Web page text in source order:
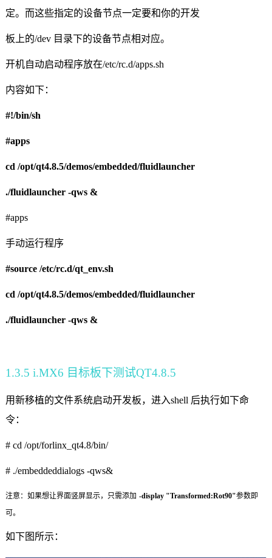
定。而这些指定的设备节点一定要和你的开发
板上的/dev 目录下的设备节点相对应。
开机自动启动程序放在/etc/rc.d/apps.sh
内容如下：
#!/bin/sh
#apps
cd /opt/qt4.8.5/demos/embedded/fluidlauncher
./fluidlauncher -qws &
#apps
手动运行程序
#source /etc/rc.d/qt_env.sh
cd /opt/qt4.8.5/demos/embedded/fluidlauncher
./fluidlauncher -qws &
1.3.5 i.MX6 目标板下测试QT4.8.5
用新移植的文件系统启动开发板，进入shell 后执行如下命
令：
# cd /opt/forlinx_qt4.8/bin/
# ./embeddeddialogs -qws&
注意：如果想让界面竖屏显示，只需添加 -display "Transformed:Rot90"参数即
可。
如下图所示：